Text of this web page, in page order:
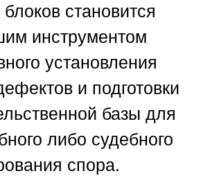
становится
инструментом
установления
и подготовки
базы для
либо судебного
спора.